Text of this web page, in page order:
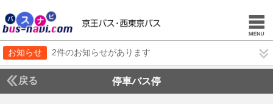
お知らせ 2件のお知らせがあります
戻る 停車バス停